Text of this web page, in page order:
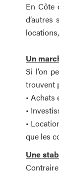
En Côte
Un
Si l’on
trouvent
•
•
•
que les
Une